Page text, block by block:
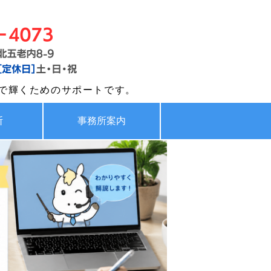
年金サポート ファーリア社労士
くためのサポートです。
事務所案内